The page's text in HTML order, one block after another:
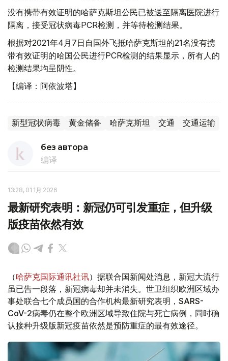
没有携带有效证明的哈萨克斯坦公民已被送至隔离医院进行
隔离，接受冠状病毒PCR检测，并等待检测结果。
根据对2021年4月7日自国外飞抵哈萨克斯坦的21名没有携
带有效证明的哈国公民进行PCR检测的结果显示，所有人的
检测结果均呈阴性。
【编译：阿依波塔】
新型冠状病毒 黄金储备 哈萨克斯坦 交通 交通运输
без автора
编译
13:28, 01 1月 2026
最新研究表明：新冠仍可引发重症，但升级
版疫苗依然有效
（哈萨克国际通讯社讯）据联合国新闻处消息，新冠大流行
虽已告一段落，新冠病毒却并未消失。世卫组织欧洲区域办
事处联合七个成员国的合作机构最新研究表明，SARS-
CoV-2病毒仍在整个欧洲区域导致住院与死亡病例，同时确
认接种升级版新冠疫苗依然是预防重症的最有效途径。